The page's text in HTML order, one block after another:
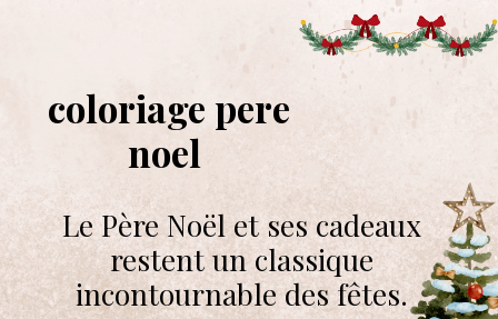
coloriage pere
noel
Le Père Noël et ses cadeaux
restent un classique
incontournable des fêtes.